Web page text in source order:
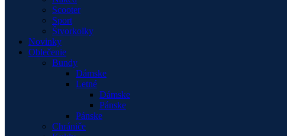
Scooter
Sport
Štvorkolky
Novinky
Oblečenie
Bundy
Dámske
Letné
Dámske
Pánske
Pánske
Chrániče